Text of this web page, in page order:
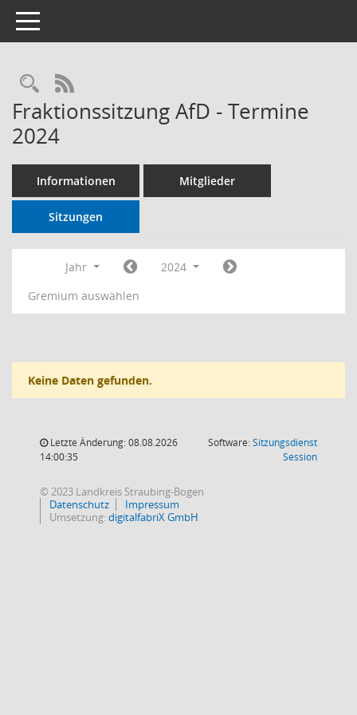
Toggle navigation
RSS-Feed
Fraktionssitzung AfD - Termine
2024
Informationen Mitglieder
Sitzungen
Jahr
2024
Gremium auswählen
Keine Daten gefunden.
Letzte Änderung: 08.08.2026
14:00:35
Software:Sitzungsdienst
Session(Wird in
© 2023 Landkreis Straubing-Bogen
Datenschutz
Impressum
Umsetzung:digitalfabriX GmbH